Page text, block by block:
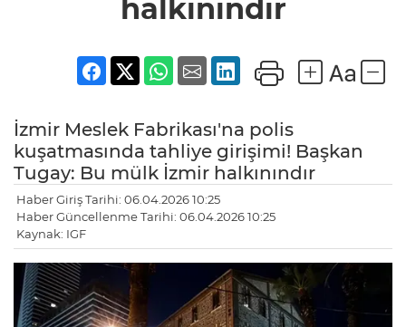
halkınındır
İzmir Meslek Fabrikası'na polis
kuşatmasında tahliye girişimi! Başkan
Tugay: Bu mülk İzmir halkınındır
Haber Giriş Tarihi: 06.04.2026 10:25
Haber Güncellenme Tarihi: 06.04.2026 10:25
Kaynak: IGF